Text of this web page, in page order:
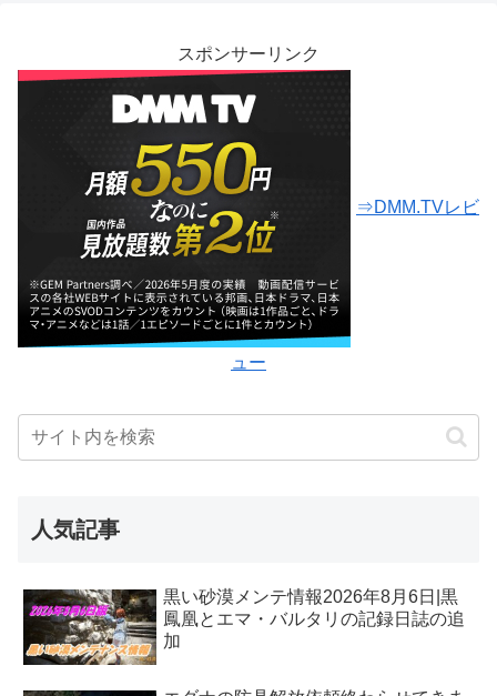
スポンサーリンク
⇒DMM.TVレビ
ュー
人気記事
黒い砂漠メンテ情報2026年8月6日|黒
鳳凰とエマ・バルタリの記録日誌の追
加